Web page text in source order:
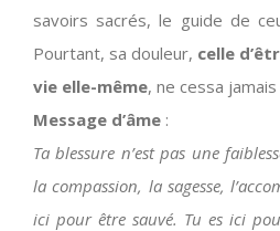
savoirs sacrés, le guide de
Pourtant, sa douleur, celle
vie elle-même, ne cessa
Message d’âme :
Ta blessure n’est pas une
la compassion, la sagesse,
ici pour être sauvé. Tu es ici